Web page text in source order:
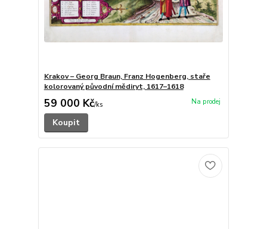
Krakov – Georg Braun, Franz Hogenberg, staře
kolorovaný původní mědiryt, 1617–1618
59 000 Kč/ks
Koupit